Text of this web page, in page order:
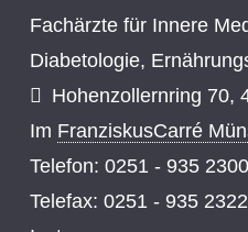
Fachärzte für Innere
Diabetologie,
Hohenzollernring 70,
Im FranziskusCarré
Telefon: 0251 - 935 2300
Telefax: 0251 - 935 2322